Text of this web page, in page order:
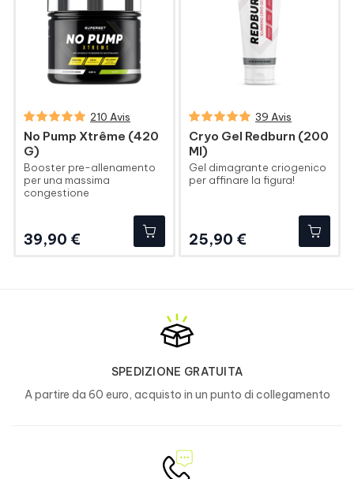
210 Avis
No Pump Xtrême (420
G)
Booster pre-allenamento
per una massima
congestione
39,90 €
39 Avis
Cryo Gel Redburn (200
Ml)
Gel dimagrante criogenico
per affinare la figura!
25,90 €
SPEDIZIONE GRATUITA
A partire da 60 euro, acquisto in un punto di collegamento